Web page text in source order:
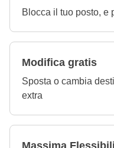
Blocca il tuo posto, e
Modifica gratis
Sposta o cambia
extra
Massima